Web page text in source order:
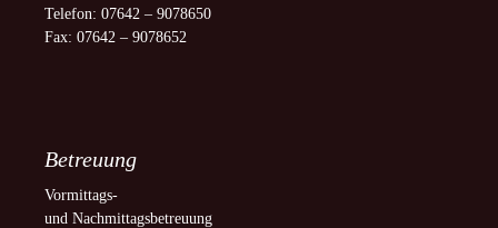
Telefon: 07642 – 9078650
Fax: 07642 – 9078652
Betreuung
Vormittags-
und Nachmittagsbetreuung